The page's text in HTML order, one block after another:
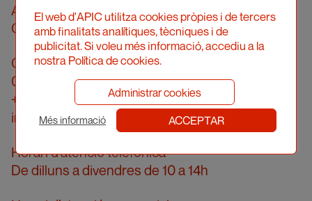
Associació Professional d’Il·lustradors de
Catalunya
Carrer Londres, 96, pral. 2a
08036 Barcelona
+34 934 161 474
info@apic.cat
Horari d’atenció telefònica
De dilluns a divendres de 10 a 14h
El web d'APIC utilitza cookies pròpies i de tercers
amb finalitats analítiques, tècniques i de
publicitat. Si voleu més informació, accediu a la
nostra Política de cookies.
Administrar cookies
Més informació ACCEPTAR